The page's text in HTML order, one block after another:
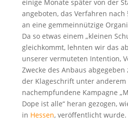
einige Monate später von der
angeboten, das Verfahren nach
an eine gemmeinnützige
Da so etwas einem „kleinen
gleichkommt, lehnten wir das
unserer vermuteten Intention,
Zwecke des Anbaus
der Klageschrift unter anderem
nachempfundene Kampagne
Dope ist alle“ heran gezogen,
in Hessen, veröffentlicht